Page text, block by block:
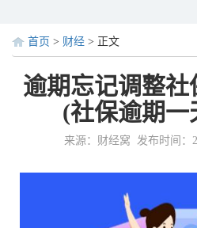
首页 > 财经 > 正文
逾期忘记调整
(社保逾期一
来源：财经窝 发布时间：